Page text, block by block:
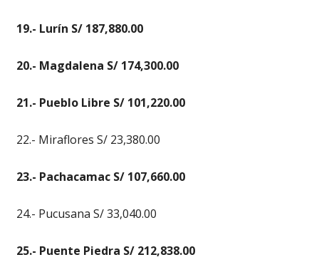
19.- Lurín S/ 187,880.00
20.- Magdalena S/ 174,300.00
21.- Pueblo Libre S/ 101,220.00
22.- Miraflores S/ 23,380.00
23.- Pachacamac S/ 107,660.00
24.- Pucusana S/ 33,040.00
25.- Puente Piedra S/ 212,838.00